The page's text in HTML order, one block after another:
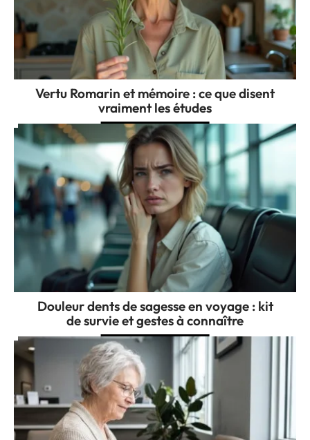
Vertu Romarin et mémoire : ce que disent
vraiment les études
Douleur dents de sagesse en voyage : kit
de survie et gestes à connaître